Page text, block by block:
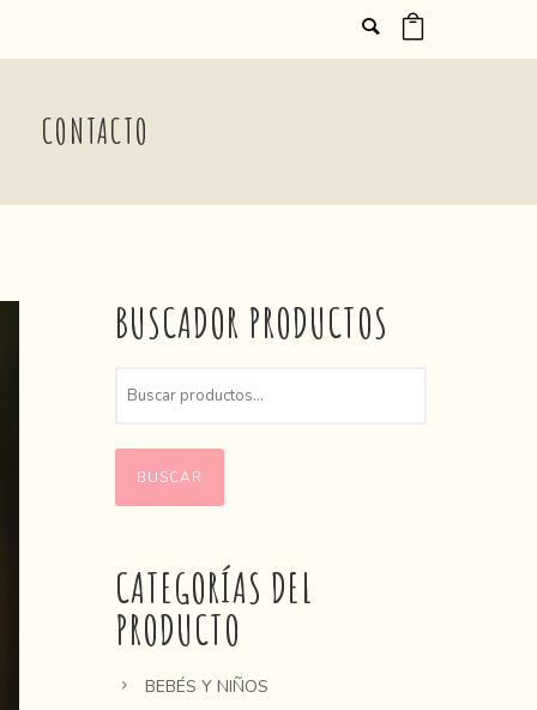
CONTACTO
BUSCADOR PRODUCTOS
BUSCAR
CATEGORÍAS DEL
PRODUCTO
BEBÉS Y NIÑOS